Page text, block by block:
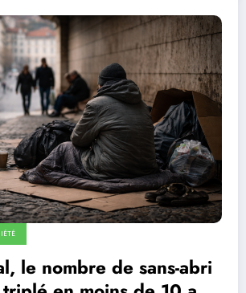
le nombre de sans-abri